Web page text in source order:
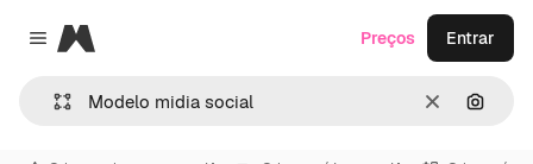
Close menu
Magnific
Limpar
Preços Entrar